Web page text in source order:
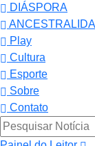
DIÁSPORA
Play
Cultura
Esporte
Sobre
Contato
Pesquisar Notícia
Termos de
Esse site
de navegação.